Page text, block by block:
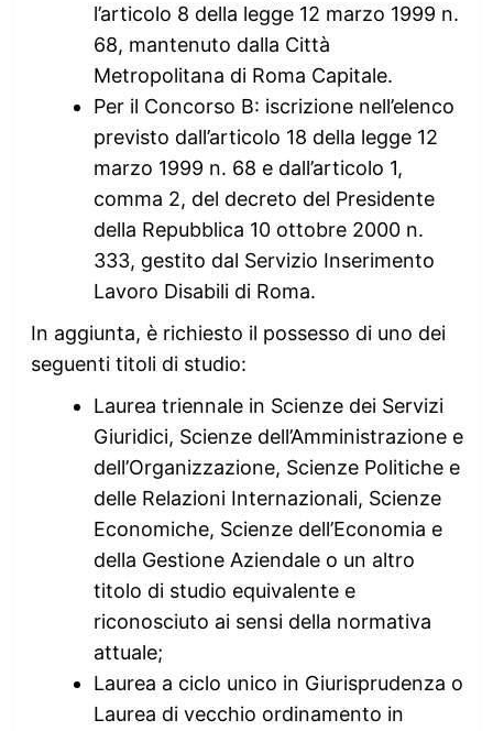
l’articolo 8 della legge 12 marzo 1999 n.
68, mantenuto dalla Città
Metropolitana di Roma Capitale.
Per il Concorso B: iscrizione nell’elenco
previsto dall’articolo 18 della legge 12
marzo 1999 n. 68 e dall’articolo 1,
comma 2, del decreto del Presidente
della Repubblica 10 ottobre 2000 n.
333, gestito dal Servizio Inserimento
Lavoro Disabili di Roma.
In aggiunta, è richiesto il possesso di uno dei
seguenti titoli di studio:
Laurea triennale in Scienze dei Servizi
Giuridici, Scienze dell’Amministrazione e
dell’Organizzazione, Scienze Politiche e
delle Relazioni Internazionali, Scienze
Economiche, Scienze dell’Economia e
della Gestione Aziendale o un altro
titolo di studio equivalente e
riconosciuto ai sensi della normativa
attuale;
Laurea a ciclo unico in Giurisprudenza o
Laurea di vecchio ordinamento in